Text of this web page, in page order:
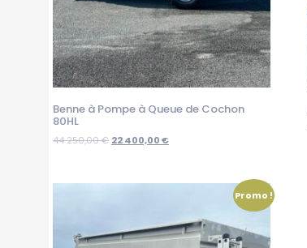
Benne à Pompe à Queue de Cochon
80HL
44 250,00€ 22 400,00€
Promo !